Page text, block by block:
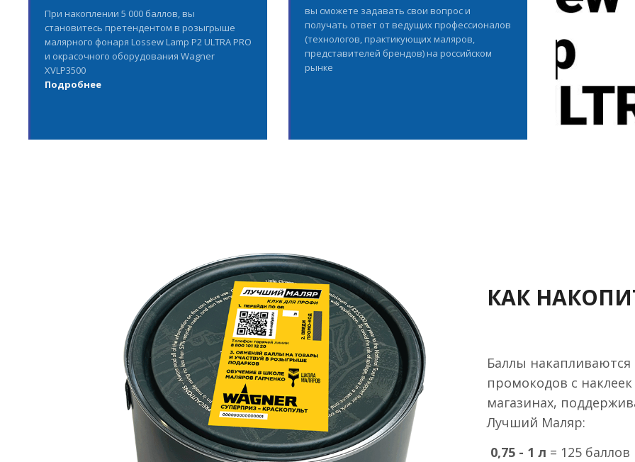
При накоплении 5 000 баллов, вы
становитесь претендентом в розыгрыше
малярного фонаря Lossew Lamp P2 ULTRA PRO
и окрасочного оборудования Wagner
XVLP3500
Подробнее
вы сможете задавать свои вопрос и
получать ответ от ведущих профессионалов
(технологов, практикующих маляров,
представителей брендов) на российском
рынке
КАК
Баллы
промокодов с
магазинах,
Лучший Маляр:
0,75 - 1 л = 125 баллов